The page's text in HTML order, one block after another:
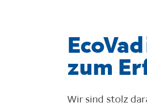
zum
Wir sind stolz